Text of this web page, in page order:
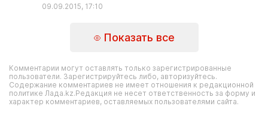
09.09.2015, 17:10
Показать все
Комментарии могут оставлять только зарегистрированные
пользователи. Зарегистрируйтесь либо, авторизуйтесь.
Содержание комментариев не имеет отношения к редакционной
политике Лада.kz.Редакция не несет ответственность за форму и
характер комментариев, оставляемых пользователями сайта.